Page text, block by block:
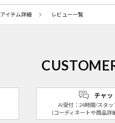
アイテム詳細 レビュー一覧
チャッ
AI受付：24時間/スタ
(コーディネートや商品詳